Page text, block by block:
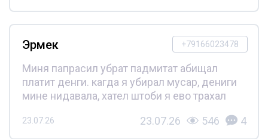
+79166023478
Эрмек
Миня папрасил убрат падмитат абищал
платит денги. кагда я убирал мусар, дениги
мине нидавала, хател штоби я ево трахал
23.07.26 23.07.26 546 4